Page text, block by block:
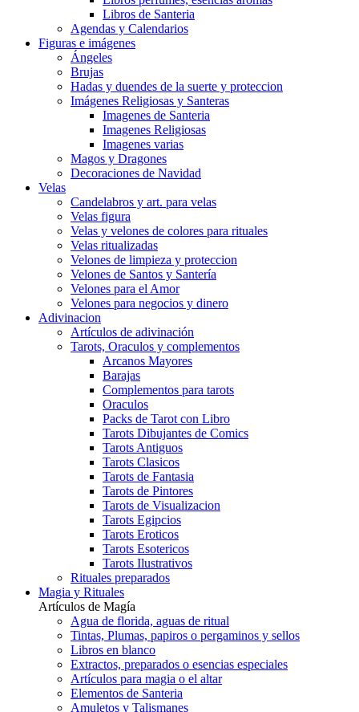
Libros de Santeria
Agendas y Calendarios
Figuras e imágenes
Ángeles
Brujas
Hadas y duendes de la suerte y proteccion
Imágenes Religiosas y Santeras
Imagenes de Santeria
Imagenes Religiosas
Imagenes varias
Magos y Dragones
Decoraciones de Navidad
Velas
Candelabros y art. para velas
Velas figura
Velas y velones de colores para rituales
Velas ritualizadas
Velones de limpieza y proteccion
Velones de Santos y Santería
Velones para el Amor
Velones para negocios y dinero
Adivinacion
Artículos de adivinación
Tarots, Oraculos y complementos
Arcanos Mayores
Barajas
Complementos para tarots
Oraculos
Packs de Tarot con Libro
Tarots Dibujantes de Comics
Tarots Antiguos
Tarots Clasicos
Tarots de Fantasia
Tarots de Pintores
Tarots de Visualizacion
Tarots Egipcios
Tarots Eroticos
Tarots Esotericos
Tarots Ilustrativos
Rituales preparados
Magia y Rituales
Artículos de Magía
Agua de florida, aguas de ritual
Tintas, Plumas, papiros o pergaminos y sellos
Libros en blanco
Extractos, preparados o esencias especiales
Artículos para magia o el altar
Elementos de Santeria
Amuletos y Talismanes